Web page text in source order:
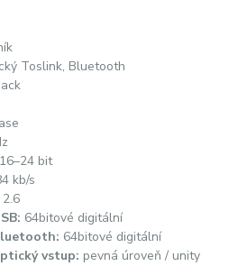
Toslink, Bluetooth
bit
kb/s
64bitové digitální
64bitové digitální
vstup: pevná úroveň / unity